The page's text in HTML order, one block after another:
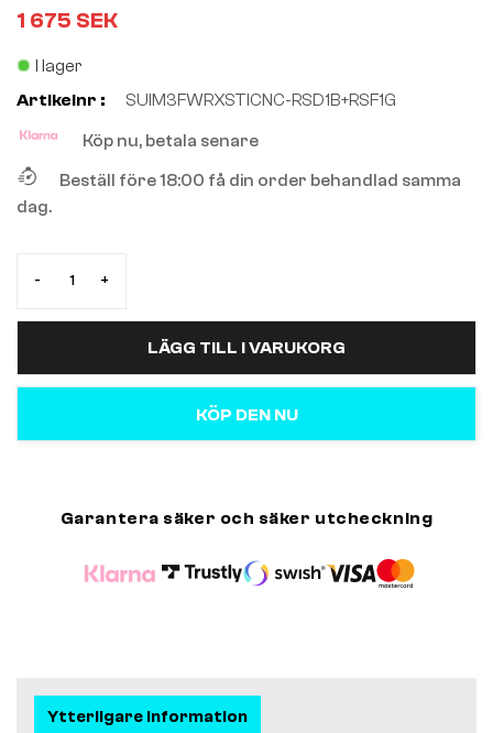
1 675 SEK
I lager
Artikelnr :
SUIM3FWRXSTICNC-RSD1B+RSF1G
Köp nu, betala senare
Beställ före 18:00 få din order behandlad samma
dag.
- +
LÄGG TILL I VARUKORG
KÖP DEN NU
Garantera säker och säker utcheckning
Ytterligare information